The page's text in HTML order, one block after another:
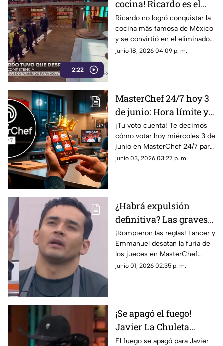
2:22
cocina! Ricardo es el
eliminado de
MasterChef tras no
conquistar a los jueces
Ricardo no logró conquistar la
cocina más famosa de México
y se convirtió en el eliminado
de MasterChef. Revive su
junio 18, 2026 04:09 p. m.
MasterChef 24/7 hoy 3
de junio: Hora límite y
cómo votar por el tercer
capitán
¡Tu voto cuenta! Te decimos
cómo votar hoy miércoles 3 de
junio en MasterChef 24/7 para
elegir al tercer capitán y la
junio 03, 2026 03:27 p. m.
¿Habrá expulsión
definitiva? Las graves
consecuencias que
enfrentan Lancer y
Emmanuel en
MasterChef 24/7
¡Rompieron las reglas! Lancer y
Emmanuel desatan la furia de
los jueces en MasterChef
24/7. Descubre qué sanción
junio 01, 2026 02:35 p. m.
¡Se apagó el fuego!
Javier La Chuleta
Metalera es el primer
El fuego se apagó para Javier